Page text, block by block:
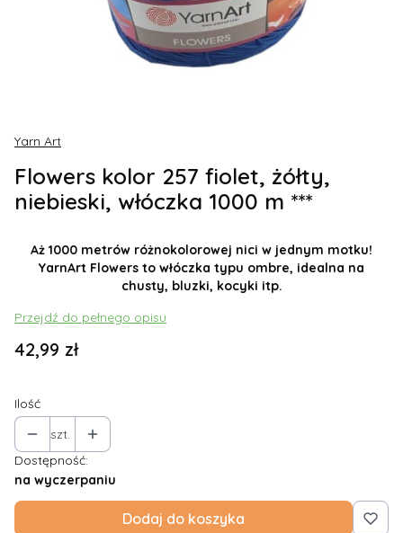
Yarn Art
Flowers kolor 257 fiolet, żółty,
niebieski, włóczka 1000 m ***
Aż 1000 metrów różnokolorowej nici w jednym motku!
YarnArt Flowers to włóczka typu ombre, idealna na
chusty, bluzki, kocyki itp.
Przejdź do pełnego opisu
Cena
42,99 zł
Ilość
szt.
Dostępność:
na wyczerpaniu
Dodaj do koszyka